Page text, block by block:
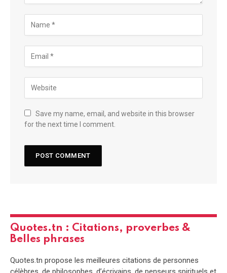
Save my name, email, and website in this browser
for the next time I comment.
Quotes.tn : Citations, proverbes &
Belles phrases
Quotes.tn propose les meilleures citations de personnes